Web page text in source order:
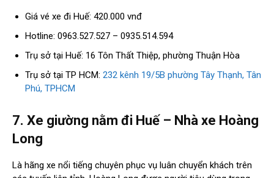
Giá vé xe đi Huế: 420.000 vnđ
Hotline: 0963.527.527 – 0935.514.594
Trụ sở tại Huế: 16 Tôn Thất Thiệp, phường Thuận Hòa
Trụ sở tại TP HCM: 232 kênh 19/5B phường Tây Thạnh, Tân
Phú, TPHCM
7. Xe giường nằm đi Huế – Nhà xe Hoàng
Long
Là hãng xe nổi tiếng chuyên phục vụ luân chuyển khách trên